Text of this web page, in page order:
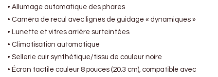
• Allumage automatique des phares
• Caméra de recul avec lignes de guidage « dynamiques »
• Lunette et vitres arrière surteintées
• Climatisation automatique
• Sellerie cuir synthétique/tissu de couleur noire
• Écran tactile couleur 8 pouces (20.3 cm), compatible avec